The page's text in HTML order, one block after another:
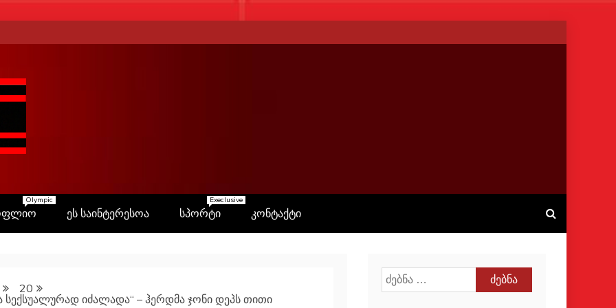
Olympic
ეს საინტერესოა სპორტი
Execlusive
კონტაქტი
20
სექსუალურად იძალადა“ – ჰერდმა ჯონი დეპს თითი
ძებნა: